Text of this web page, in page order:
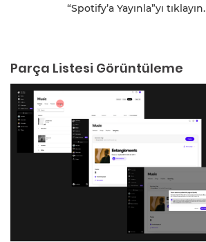
“Spotify’a Yayınla”yı tıklayın.
Parça Listesi Görüntüleme